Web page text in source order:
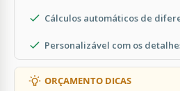
Cálculos automáticos de
Personalizável com os
ORÇAMENTO DICAS